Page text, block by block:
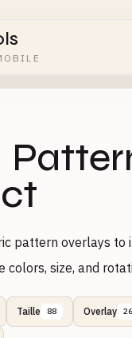
pattern overlays to
colors, size, and
Taille 88 Overlay 26